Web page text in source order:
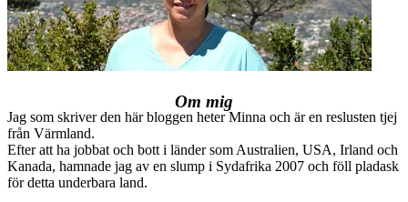
Om mig
Jag som skriver den här bloggen heter Minna och är en reslusten tjej
från Värmland.
Efter att ha jobbat och bott i länder som Australien, USA, Irland och
Kanada, hamnade jag av en slump i Sydafrika 2007 och föll pladask
för detta underbara land.